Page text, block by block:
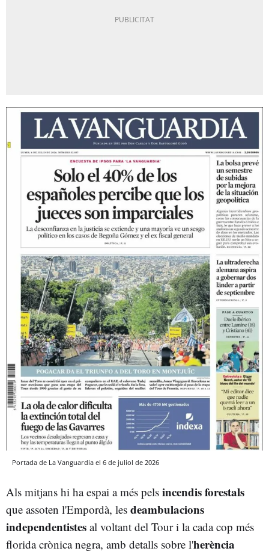
Portada de La Vanguardia el 6 de juliol de 2026
Als mitjans hi ha espai a més pels incendis forestals
que assoten l'Empordà, les deambulacions
independentistes al voltant del Tour i la cada cop més
florida crònica negra, amb detalls sobre l'herència